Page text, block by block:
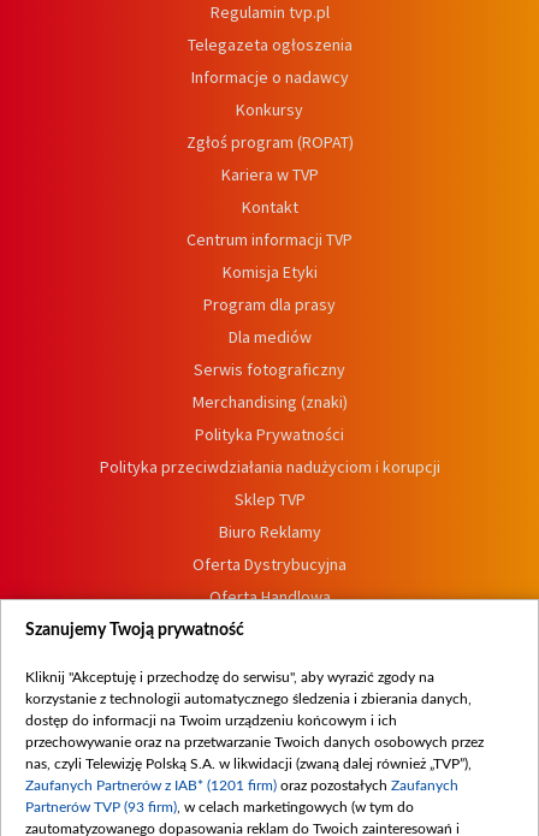
Regulamin tvp.pl
Telegazeta ogłoszenia
Informacje o nadawcy
Konkursy
Zgłoś program (ROPAT)
Kariera w TVP
Kontakt
Centrum informacji TVP
Komisja Etyki
Program dla prasy
Dla mediów
Serwis fotograficzny
Merchandising (znaki)
Polityka Prywatności
Polityka przeciwdziałania nadużyciom i korupcji
Sklep TVP
Biuro Reklamy
Oferta Dystrybucyjna
Oferta Handlowa
Dostępność
Procedura zgłoszeń wewnętrznych
Szanujemy Twoją prywatność
Kliknij "Akceptuję i przechodzę do serwisu", aby wyrazić zgody na
korzystanie z technologii automatycznego śledzenia i zbierania danych,
dostęp do informacji na Twoim urządzeniu końcowym i ich
przechowywanie oraz na przetwarzanie Twoich danych osobowych przez
nas, czyli Telewizję Polską S.A. w likwidacji (zwaną dalej również „TVP”),
Zaufanych Partnerów z IAB* (1201 firm) oraz pozostałych Zaufanych
Partnerów TVP (93 firm) , w celach marketingowych (w tym do
zautomatyzowanego dopasowania reklam do Twoich zainteresowań i